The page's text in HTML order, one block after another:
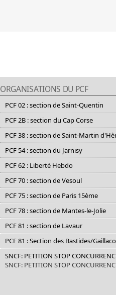
ORGANISATIONS DU PCF
PCF 02 : section de Saint-Quentin
PCF 2B : section du Cap Corse
PCF 38 : section de Saint-Martin
PCF 54 : section du Jarnisy
PCF 62 : Liberté Hebdo
PCF 70 : section de Vesoul
PCF 75 : section de Paris 15ème
PCF 78 : section de Mantes-le-Jolie
PCF 81 : section de Lavaur
PCF 81 : Section des Bastides/
SNCF: PETITION STOP
SNCF: PETITION STOP